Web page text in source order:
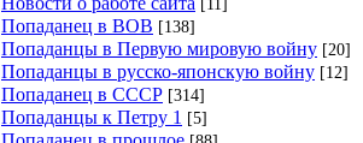
Попаданец в ВОВ [138]
Попаданцы в Первую мировую войну [20]
Попаданцы в русско-японскую войну [12]
Попаданец в СССР [314]
Попаданцы к Петру 1 [5]